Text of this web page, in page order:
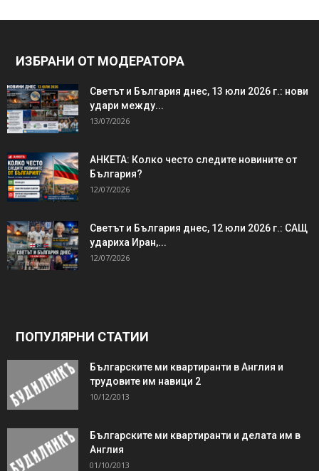
ИЗБРАНИ ОТ МОДЕРАТОРА
Светът и България днес, 13 юли 2026 г.: нови
удари между...
13/07/2026
АНКЕТА: Колко често следите новините от
България?
12/07/2026
Светът и България днес, 12 юли 2026 г.: САЩ
удариха Иран,...
12/07/2026
ПОПУЛЯРНИ СТАТИИ
Българските ми квартиранти в Англия и
трудовите им навици 2
10/12/2013
Българските ми квартиранти и делата им в
Англия
01/10/2013